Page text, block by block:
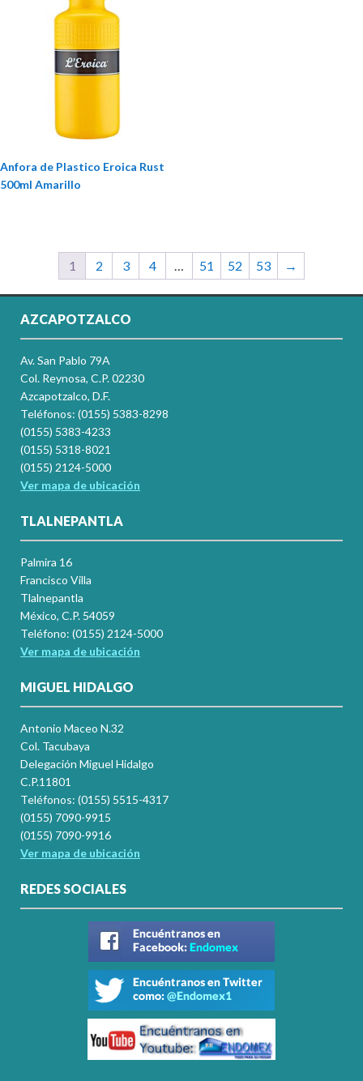
Anfora de Plastico Eroica Rust
500ml Amarillo
1 2 3 4 … 51 52 53 →
AZCAPOTZALCO
Av. San Pablo 79A
Col. Reynosa, C.P. 02230
Azcapotzalco, D.F.
Teléfonos: (0155) 5383-8298
(0155) 5383-4233
(0155) 5318-8021
(0155) 2124-5000
Ver mapa de ubicación
TLALNEPANTLA
Palmira 16
Francisco Villa
Tlalnepantla
México, C.P. 54059
Teléfono: (0155) 2124-5000
Ver mapa de ubicación
MIGUEL HIDALGO
Antonio Maceo N.32
Col. Tacubaya
Delegación Miguel Hidalgo
C.P.11801
Teléfonos: (0155) 5515-4317
(0155) 7090-9915
(0155) 7090-9916
Ver mapa de ubicación
REDES SOCIALES